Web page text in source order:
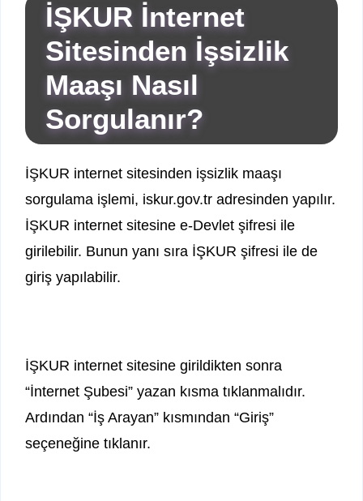
İŞKUR İnternet
Sitesinden İşsizlik
Maaşı Nasıl
Sorgulanır?
İŞKUR internet sitesinden işsizlik maaşı
sorgulama işlemi, iskur.gov.tr adresinden yapılır.
İŞKUR internet sitesine e-Devlet şifresi ile
girilebilir. Bunun yanı sıra İŞKUR şifresi ile de
giriş yapılabilir.
İŞKUR internet sitesine girildikten sonra
“İnternet Şubesi” yazan kısma tıklanmalıdır.
Ardından “İş Arayan” kısmından “Giriş”
seçeneğine tıklanır.